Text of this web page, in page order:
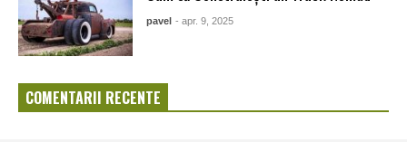
pavel - apr. 9, 2025
COMENTARII RECENTE